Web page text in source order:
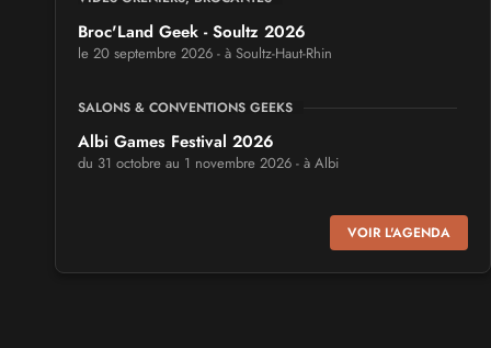
Broc'Land Geek - Soultz 2026
le 20 septembre 2026 - à Soultz-Haut-Rhin
SALONS & CONVENTIONS GEEKS
Albi Games Festival 2026
du 31 octobre au 1 novembre 2026 - à Albi
Virtual Calais - salon du jeu vidéo et des loisirs
numériques 2026
VOIR L'AGENDA